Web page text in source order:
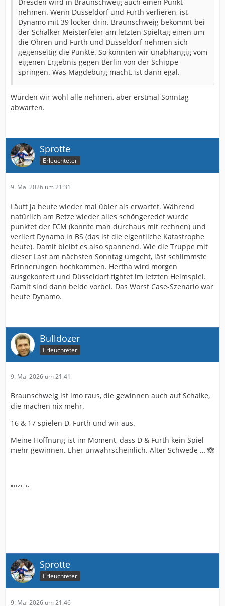
nehmen. Wenn Düsseldorf und Fürth verlieren, ist
Dynamo mit 39 locker drin. Braunschweig bekommt bei
der Schalker Meisterfeier am letzten Spieltag einen um
die Ohren und Fürth und Düsseldorf nehmen sich
gegenseitig die Punkte. So könnten wir unabhängig vom
eigenen Ergebnis gegen Berlin von der Schippe
springen. Was Magdeburg macht, ist dann egal.
Würden wir wohl alle nehmen, aber erstmal Sonntag
abwarten.
Sprotte
Erleuchteter
9. Mai 2026 um 21:31
Läuft ja heute wieder mal übler als erwartet. Während
natürlich am Betze wieder alles schöngeredet wurde
punktet der FCM (konnte man durchaus mit rechnen) und
verliert Dynamo in BS (das ist die eigentliche Katastrophe
heute). Damit bleibt es also spannend. Wie die Truppe mit
dieser Last am nächsten Sonntag umgeht, läst schlimmste
Erinnerungen hochkommen. Hertha wird morgen
ausgekontert und Düsseldorf fightet im letzten Heimspiel.
Damit sind dann beide vorbei. Das Worst Case-Szenario war
heute Dynamo.
Bulldozer
Erleuchteter
9. Mai 2026 um 21:41
Braunschweig ist imo raus, die gewinnen auch auf Schalke,
die machen nix mehr.
16 & 17 spielen D, Fürth und wir aus.
Meine Hoffnung ist im Moment, dass D & Fürth kein Spiel
mehr gewinnen. Eher unwahrscheinlich. Alter Schwede … 🙈
Sprotte
Erleuchteter
9. Mai 2026 um 21:46